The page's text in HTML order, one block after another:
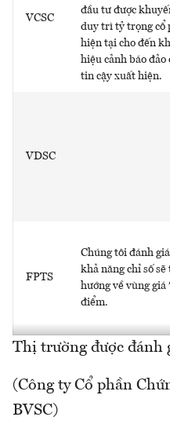
VCSC
đầu tư được
duy trì tỷ trọng cổ
hiện tại cho đến
hiệu cảnh báo đảo
tin cậy xuất hiện.
VDSC
FPTS
Chúng tôi đánh
khả năng chỉ số
hướng về vùng giá
điểm.
Thị trường được đánh
(Công ty Cổ phần
BVSC)